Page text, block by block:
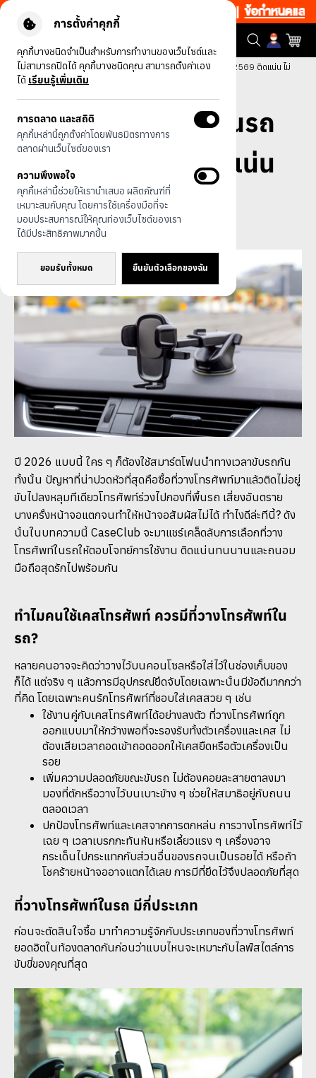
การตั้งค่าคุกกี้
คุกกี้บางชนิดจำเป็นสำหรับการทำงานของเว็บไซต์และ
ไม่สามารถปิดได้ คุกกี้บางชนิดคุณ สามารถตั้งค่าเอง
ได้ เรียนรู้เพิ่มเติม
การตลาด และสถิติ
คุกกี้เหล่านี้ถูกตั้งค่าโดยพันธมิตรทางการ
ตลาดผ่านเว็บไซต์ของเรา
ความพึงพอใจ
คุกกี้เหล่านี้ช่วยให้เรานำเสนอ ผลิตภัณฑ์ที่
เหมาะสมกับคุณ โดยการใช้เครื่องมือที่จะ
มอบประสบการณ์ให้คุณท่องเว็บไซต์ของเรา
ได้มีประสิทธิภาพมากขึ้น
ยอมรับทั้งหมด ยืนยันตัวเลือกของฉัน
ป 1 ชิ้น เริ่มคืนนี้ 20.00-23.00 โค้ด: CCWK2 ข้อกำหนดและเงื่อ
หน้าแรก บทความทั้งหมด
เลือกที่วางโทรศัพท์ในรถแบบไหนดี 2569 ติดแน่น ไม่
เลือกที่วางโทรศัพท์ในรถ
แบบไหนดี 2569 ติดแน่น
ไม่หลุดง่าย!
ปี 2026 แบบนี้ ใคร ๆ ก็ต้องใช้สมาร์ตโฟนนำทางเวลาขับรถกัน
ทั้งนั้น ปัญหาที่น่าปวดหัวที่สุดคือซื้อที่วางโทรศัพท์มาแล้วติดไม่อยู่
ขับไปลงหลุมทีเดียวโทรศัพท์ร่วงไปกองที่พื้นรถ เสี่ยงอันตราย
บางครั้งหน้าจอแตกจนทำให้หน้าจอสัมผัสไม่ได้ ทำไงดีล่ะทีนี้? ดัง
นั้นในบทความนี้ CaseClub จะมาแชร์เคล็ดลับการเลือกที่วาง
โทรศัพท์ในรถให้ตอบโจทย์การใช้งาน ติดแน่นทนนานและถนอม
มือถือสุดรักไปพร้อมกัน
ทำไมคนใช้เคสโทรศัพท์ ควรมีที่วางโทรศัพท์ใน
รถ?
หลายคนอาจจะคิดว่าวางไว้บนคอนโซลหรือใส่ไว้ในช่องเก็บของ
ก็ได้ แต่จริง ๆ แล้วการมีอุปกรณ์ยึดจับโดยเฉพาะนั้นมีข้อดีมากกว่า
ที่คิด โดยเฉพาะคนรักโทรศัพท์ที่ชอบใส่เคสสวย ๆ เช่น
ใช้งานคู่กับเคสโทรศัพท์ได้อย่างลงตัว ที่วางโทรศัพท์ถูก
ออกแบบมาให้กว้างพอที่จะรองรับทั้งตัวเครื่องและเคส ไม่
ต้องเสียเวลาถอดเข้าถอดออกให้เคสยืดหรือตัวเครื่องเป็น
รอย
เพิ่มความปลอดภัยขณะขับรถ ไม่ต้องคอยละสายตาลงมา
มองที่ตักหรือวางไว้บนเบาะข้าง ๆ ช่วยให้สมาธิอยู่กับถนน
ตลอดเวลา
ปกป้องโทรศัพท์และเคสจากการตกหล่น การวางโทรศัพท์ไว้
เฉย ๆ เวลาเบรกกะทันหันหรือเลี้ยวแรง ๆ เครื่องอาจ
กระเด็นไปกระแทกกับส่วนอื่นของรถจนเป็นรอยได้ หรือถ้า
โชคร้ายหน้าจออาจแตกได้เลย การมีที่ยึดไว้จึงปลอดภัยที่สุด
ที่วางโทรศัพท์ในรถ มีกี่ประเภท
ก่อนจะตัดสินใจซื้อ มาทำความรู้จักกับประเภทของที่วางโทรศัพท์
ยอดฮิตในท้องตลาดกันก่อนว่าแบบไหนจะเหมาะกับไลฟ์สไตล์การ
ขับขี่ของคุณที่สุด